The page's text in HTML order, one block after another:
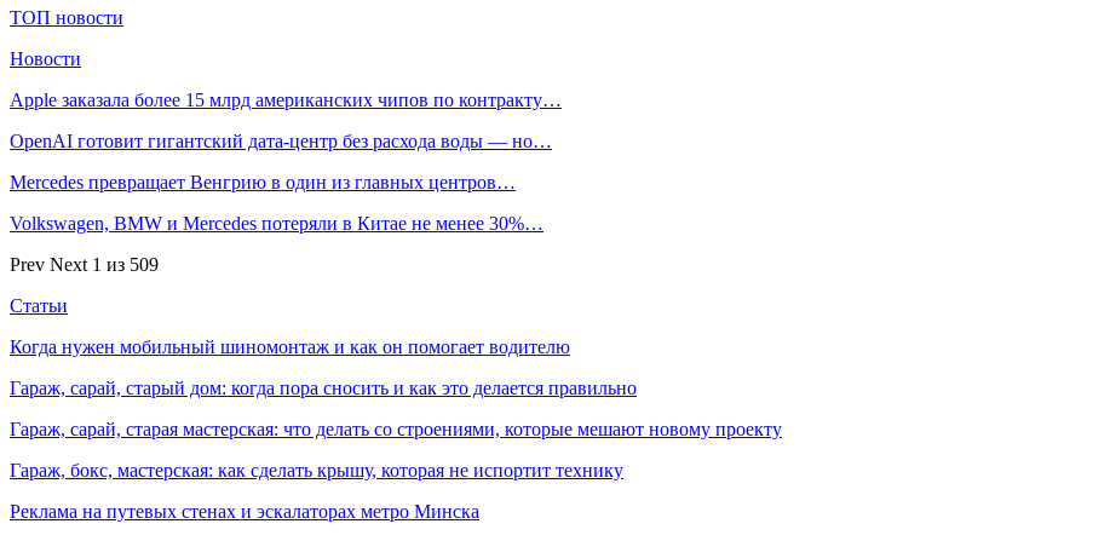
ТОП новости
Новости
Apple заказала более 15 млрд американских чипов по контракту…
OpenAI готовит гигантский дата-центр без расхода воды — но…
Mercedes превращает Венгрию в один из главных центров…
Volkswagen, BMW и Mercedes потеряли в Китае не менее 30%…
Prev Next 1 из 509
Статьи
Когда нужен мобильный шиномонтаж и как он помогает водителю
Гараж, сарай, старый дом: когда пора сносить и как это делается правильно
Гараж, сарай, старая мастерская: что делать со строениями, которые мешают новому проекту
Гараж, бокс, мастерская: как сделать крышу, которая не испортит технику
Реклама на путевых стенах и эскалаторах метро Минска